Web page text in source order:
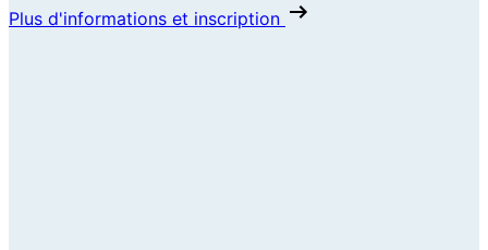
Plus d'informations et inscription